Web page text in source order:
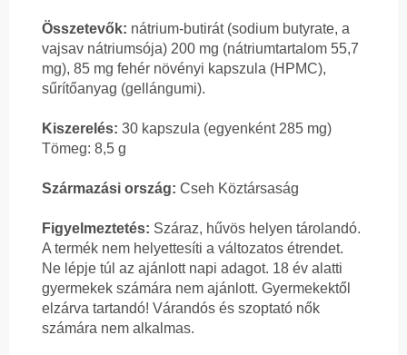
Összetevők: nátrium-butirát (sodium butyrate, a
vajsav nátriumsója) 200 mg (nátriumtartalom 55,7
mg), 85 mg fehér növényi kapszula (HPMC),
sűrítőanyag (gellángumi).
Kiszerelés: 30 kapszula (egyenként 285 mg)
Tömeg: 8,5 g
Származási ország: Cseh Köztársaság
Figyelmeztetés: Száraz, hűvös helyen tárolandó.
A termék nem helyettesíti a változatos étrendet.
Ne lépje túl az ajánlott napi adagot. 18 év alatti
gyermekek számára nem ajánlott. Gyermekektől
elzárva tartandó! Várandós és szoptató nők
számára nem alkalmas.